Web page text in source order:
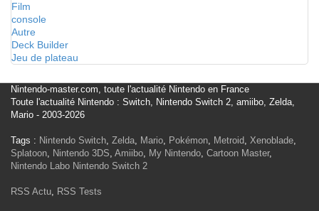
Film
console
Autre
Deck Builder
Jeu de plateau
Nintendo-master.com, toute l'actualité Nintendo en France
Toute l'actualité Nintendo : Switch, Nintendo Switch 2, amiibo, Zelda,
Mario - 2003-2026
Tags : Nintendo Switch, Zelda, Mario, Pokémon, Metroid, Xenoblade,
Splatoon, Nintendo 3DS, Amiibo, My Nintendo, Cartoon Master,
Nintendo Labo Nintendo Switch 2
RSS Actu, RSS Tests